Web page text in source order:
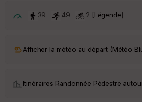
39 49 2 [ Légende]
Afficher la météo au départ (Météo
Itinéraires Randonnée Pédestre